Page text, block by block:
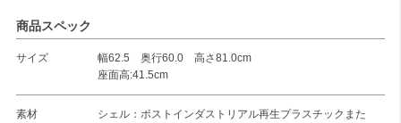
商品スペック
サイズ
幅62.5 奥行60.0 高さ81.0cm
座面高:41.5cm
素材
シェル：ポストインダストリアル再生プラスチックまた